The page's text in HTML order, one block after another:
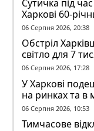
Сутичка під
Харкові 60-
конфлікті з ТЦК
06 Серпня 2026, 20:38
Обстріл
світло для 7
06 Серпня 2026, 17:28
У Харкові
на ринках та в
06 Серпня 2026, 10:53
Тимчасове